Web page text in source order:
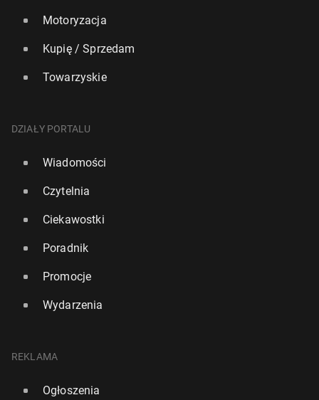
Motoryzacja
Kupię / Sprzedam
Towarzyskie
DZIAŁY PORTALU
Wiadomości
Czytelnia
Ciekawostki
Poradnik
Promocje
Wydarzenia
REKLAMA
Ogłoszenia